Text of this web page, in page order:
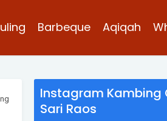
Barbeque Aqiqah
Instagram Kambing
Sari Raos